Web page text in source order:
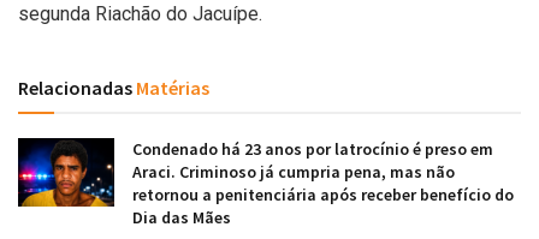
segunda Riachão do Jacuípe.
Relacionadas Matérias
Condenado há 23 anos por latrocínio é preso em
Araci. Criminoso já cumpria pena, mas não
retornou a penitenciária após receber benefício do
Dia das Mães